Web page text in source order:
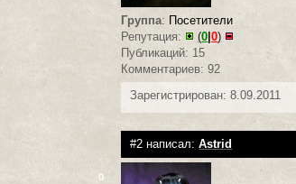
Группа: Посетители
Репутация:
(0 |0)
Публикаций: 15
Комментариев: 92
Зарегистрирован: 8.09.2011
#2 написал:Astrid
0